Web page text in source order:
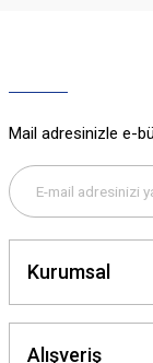
Mail adresinizle e-
Kurumsal
Alışveriş